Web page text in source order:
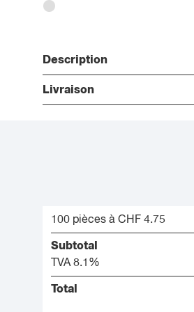
Description
Livraison
100 pièces à CHF 4.75
Subtotal
TVA 8.1%
Total